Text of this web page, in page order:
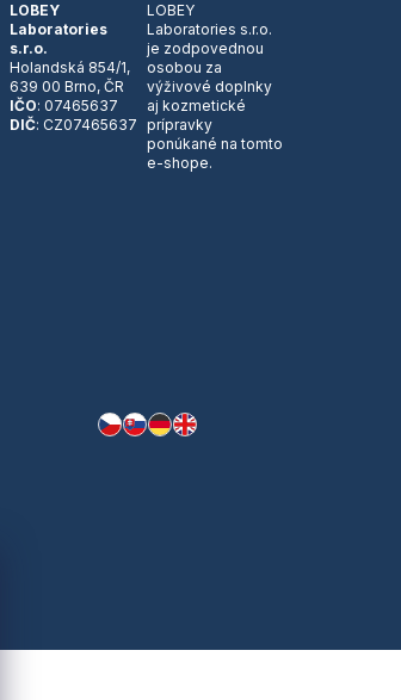
LOBEY
Laboratories
s.r.o.
Holandská 854/1,
639 00 Brno, ČR
IČO: 07465637
DIČ: CZ07465637
LOBEY
Laboratories s.r.o.
je zodpovednou
osobou za
výživové doplnky
aj kozmetické
prípravky
ponúkané na tomto
e-shope.